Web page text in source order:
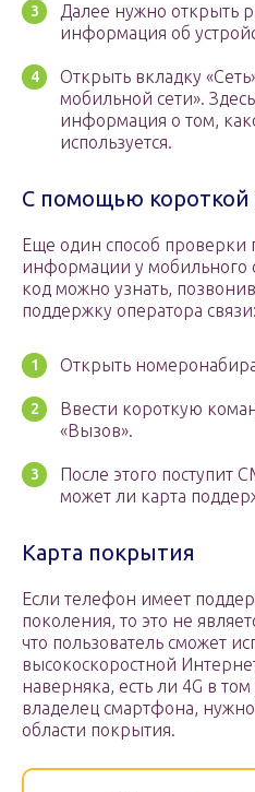
Далее нужно открыть
информация об
Открыть вкладку
мобильной сети».
информация о том,
используется.
С помощью короткой
Еще один способ проверки
информации у мобильного
код можно узнать,
поддержку оператора связи:
Открыть
Ввести короткую
«Вызов».
После этого поступит
может ли карта
Карта покрытия
Если телефон имеет
поколения, то это не
что пользователь сможет
высокоскоростной
наверняка, есть ли 4G в
владелец смартфона,
области покрытия.